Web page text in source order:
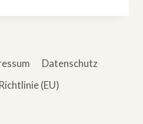
Datenschutz
(EU)